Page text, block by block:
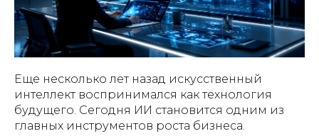
Еще несколько лет назад искусственный
интеллект воспринимался как технология
будущего. Сегодня ИИ становится одним из
главных инструментов роста бизнеса.